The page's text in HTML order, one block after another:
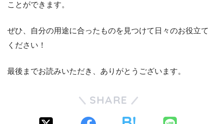
ことができます。
ぜひ、自分の用途に合ったものを見つけて日々のお役立て
ください！
最後までお読みいただき、ありがとうございます。
SHARE